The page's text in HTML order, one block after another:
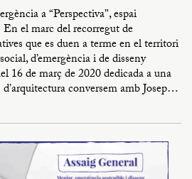
a “Perspectiva”, espai
el marc del recorregut de
que es duen a terme en el territori
d’emergència i de disseny
16 de març de 2020 dedicada a una
conversem amb Josep…